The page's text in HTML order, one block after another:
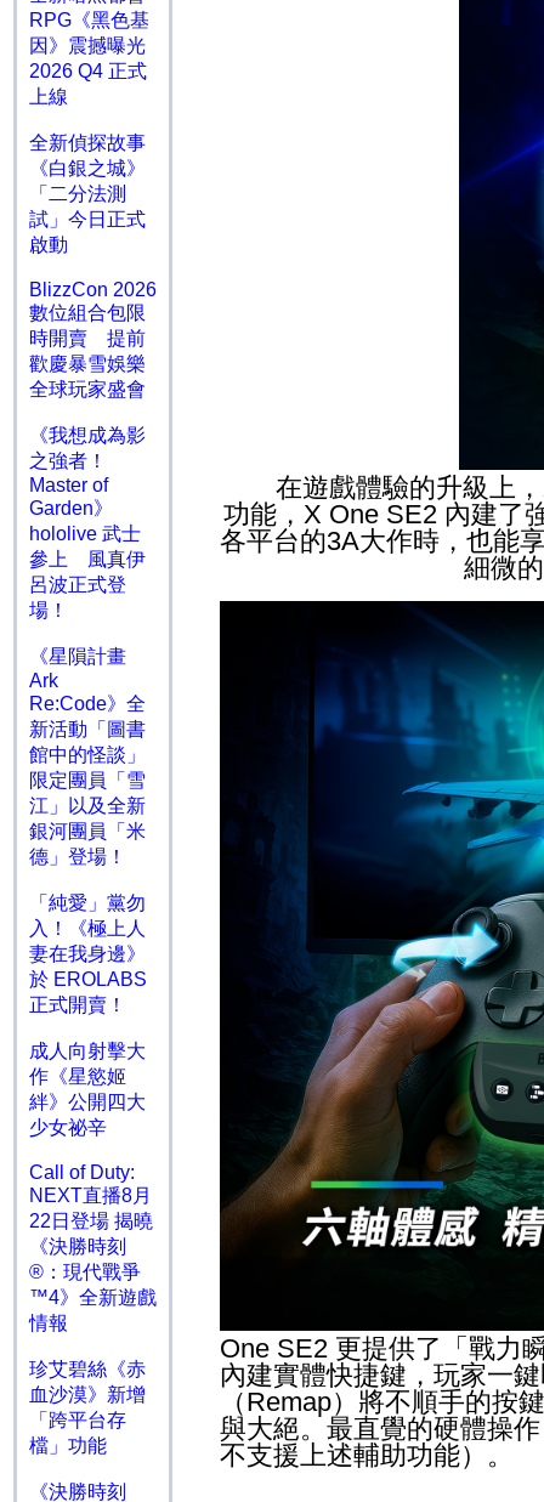
RPG《黑色基
因》震撼曝光
2026 Q4 正式
上線
全新偵探故事
《白銀之城》
「二分法測
試」今日正式
啟動
BlizzCon 2026
數位組合包限
時開賣 提前
歡慶暴雪娛樂
全球玩家盛會
《我想成為影
之強者！
Master of
Garden》
hololive 武士
參上 風真伊
呂波正式登
場！
《星隕計畫
Ark
Re:Code》全
新活動「圖書
館中的怪談」
限定團員「雪
江」以及全新
銀河團員「米
德」登場！
「純愛」黨勿
入！《極上人
妻在我身邊》
於 EROLABS
正式開賣！
成人向射擊大
作《星慾姬
絆》公開四大
少女祕辛
Call of Duty:
NEXT直播8月
22日登場 揭曉
《決勝時刻
®：現代戰爭
™4》全新遊戲
情報
珍艾碧絲《赤
血沙漠》新增
「跨平台存
檔」功能
《決勝時刻
在遊戲體驗的升級上，
功能， X One SE2 內建了
各平台的3A大作時，也能
細微
One SE2 更提供了「戰力
內建實體快捷鍵，玩家一
（Remap）將不順手的按
與大絕。最直覺的硬體操
不支援上述輔助功能）。